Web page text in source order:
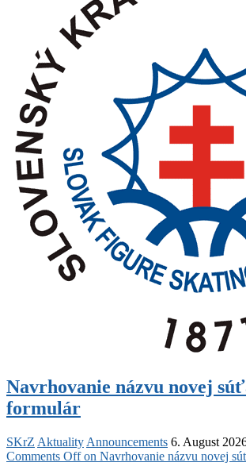
Navrhovanie názvu novej
formulár
SKrZ Aktuality Announcements 6. August
Comments Offon Navrhovanie názvu novej